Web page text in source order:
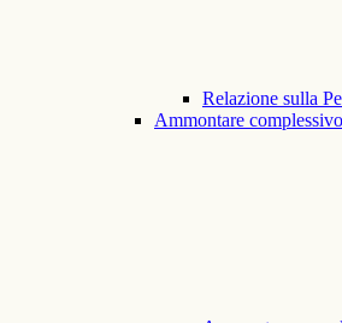
Relazione sulla
Ammontare